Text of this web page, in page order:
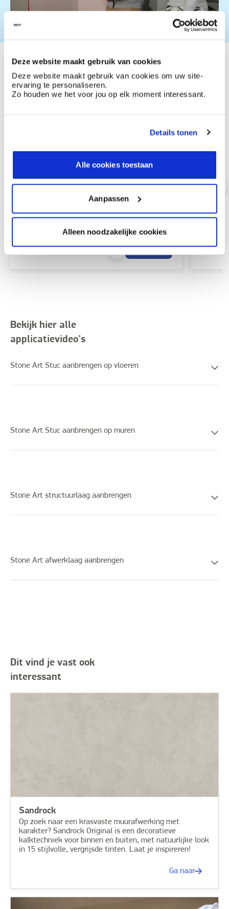
Deze website maakt gebruik van cookies
Deze website maakt gebruik van cookies om uw site-
ervaring te personaliseren.
Zo houden we het voor jou op elk moment interessant.
Details tonen
Alle cookies toestaan
Aanpassen
Alleen noodzakelijke cookies
Wat heb je nodig om Stone
Art te plaatsen?
gekorrelde grondlaag voor decoratieve
zorgt voor gelijke inzuiging en goede hechting
watergedragen
Bekijk hier alle
applicatievideo's
Stone Art Stuc aanbrengen op vloeren
Stone Art Stuc aanbrengen op muren
Stone Art structuurlaag aanbrengen
Stone Art afwerklaag aanbrengen
Dit vind je vast ook
interessant
Sandrock
Op zoek naar een krasvaste muurafwerking met
karakter? Sandrock Original is een decoratieve
kalktechniek voor binnen en buiten, met natuurlijke look
in 15 stijlvolle, vergrijsde tinten. Laat je inspireren!
Ga naar